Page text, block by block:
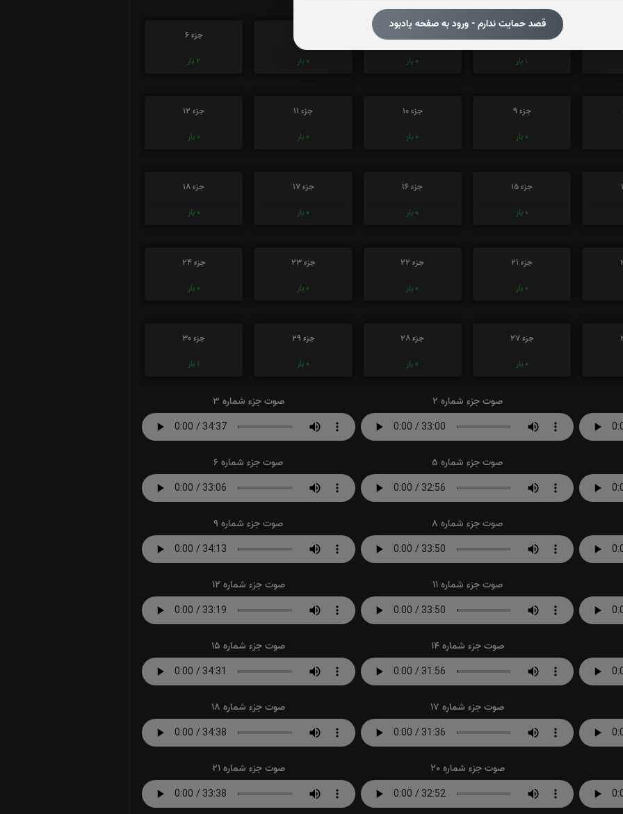
قصد حمایت ندارم - ورود به صفحه یادبود
1 بار
0 بار
0 بار
جزء 6
2 بار
جزء 9
0 بار
جزء 10
0 بار
جزء 11
0 بار
جزء 12
0 بار
جزء 15
0 بار
جزء 16
0 بار
جزء 17
0 بار
جزء 18
0 بار
جزء 21
0 بار
جزء 22
0 بار
جزء 23
0 بار
جزء 24
0 بار
جزء 27
0 بار
جزء 28
0 بار
جزء 29
0 بار
جزء 30
1 بار
صوت جزء شماره 2 صوت جزء شماره 3
صوت جزء شماره 5 صوت جزء شماره 6
صوت جزء شماره 8 صوت جزء شماره 9
صوت جزء شماره 11 صوت جزء شماره 12
صوت جزء شماره 14 صوت جزء شماره 15
صوت جزء شماره 17 صوت جزء شماره 18
صوت جزء شماره 20 صوت جزء شماره 21